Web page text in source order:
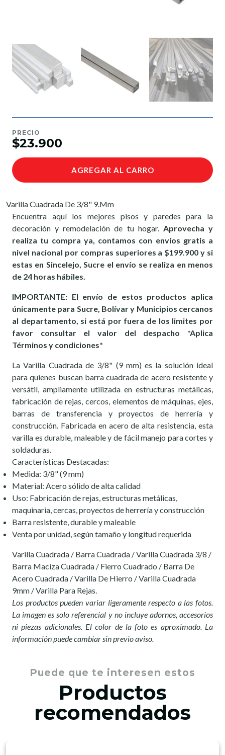
PRECIO
$23.900
AGREGAR AL CARRO
Varilla Cuadrada De 3/8" 9.Mm
Encuentra aquí los mejores pisos y paredes para la
decoración y remodelación de tu hogar. Aprovecha y
realiza tu compra ya, contamos con envíos gratis a
nivel nacional por compras superiores a $199.900 y si
estas en Sincelejo, Sucre el envío se realiza en menos
de 24 horas hábiles.
IMPORTANTE: El envío de estos productos aplica
únicamente para Sucre, Bolívar y Municipios cercanos
al departamento, si está por fuera de los limites por
favor consultar el valor del despacho *Aplica
Términos y condiciones*
La Varilla Cuadrada de 3/8" (9 mm) es la solución ideal
para quienes buscan barra cuadrada de acero resistente y
versátil, ampliamente utilizada en estructuras metálicas,
fabricación de rejas, cercos, elementos de máquinas, ejes,
barras de transferencia y proyectos de herrería y
construcción. Fabricada en acero de alta resistencia, esta
varilla es durable, maleable y de fácil manejo para cortes y
soldaduras.
Características Destacadas:
Medida: 3/8" (9 mm)
Material: Acero sólido de alta calidad
Uso: Fabricación de rejas, estructuras metálicas,
maquinaria, cercas, proyectos de herrería y construcción
Barra resistente, durable y maleable
Venta por unidad, según tamaño y longitud requerida
Varilla Cuadrada / Barra Cuadrada / Varilla Cuadrada 3/8 /
Barra Maciza Cuadrada / Fierro Cuadrado / Barra De
Acero Cuadrada / Varilla De Hierro / Varilla Cuadrada
9mm / Varilla Para Rejas.
Los productos pueden variar ligeramente respecto a las fotos.
La imagen es solo referencial y no incluye adornos, accesorios
ni piezas adicionales. El color de la foto es aproximado. La
información puede cambiar sin previo aviso.
Puede que te interesen estos
Productos
recomendados